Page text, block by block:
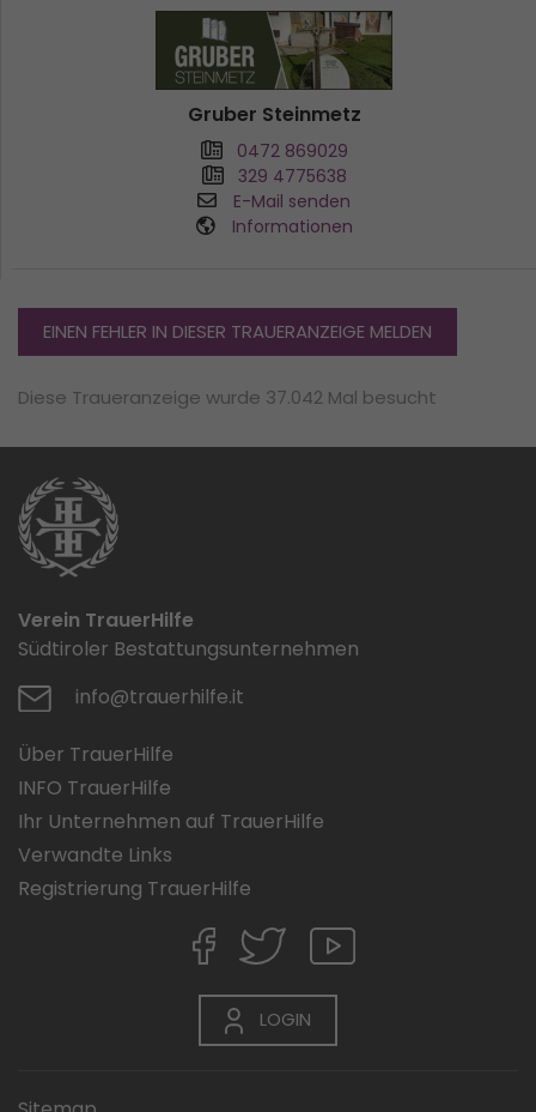
Gruber Steinmetz
0472 869029
329 4775638
E-Mail senden
Informationen
EINEN FEHLER IN DIESER TRAUERANZEIGE MELDEN
Diese Traueranzeige wurde 37.042 Mal besucht
Verein TrauerHilfe
Südtiroler Bestattungsunternehmen
info@trauerhilfe.it
Über TrauerHilfe
INFO TrauerHilfe
Ihr Unternehmen auf TrauerHilfe
Verwandte Links
Registrierung TrauerHilfe
LOGIN